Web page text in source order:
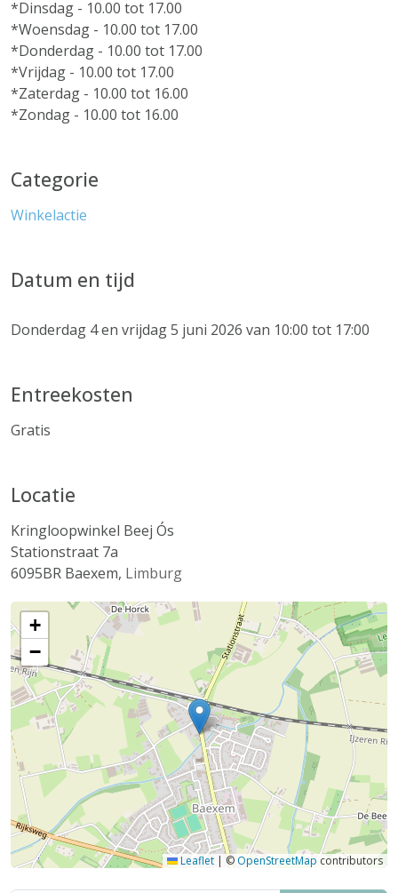
*Dinsdag - 10.00 tot 17.00
*Woensdag - 10.00 tot 17.00
*Donderdag - 10.00 tot 17.00
*Vrijdag - 10.00 tot 17.00
*Zaterdag - 10.00 tot 16.00
*Zondag - 10.00 tot 16.00
Categorie
Winkelactie
Datum en tijd
Donderdag 4 en vrijdag 5 juni 2026 van 10:00 tot 17:00
Entreekosten
Gratis
Locatie
Kringloopwinkel Beej Ós
Stationstraat 7a
6095BR Baexem, Limburg
+
−
Leaflet | © OpenStreetMap contributors